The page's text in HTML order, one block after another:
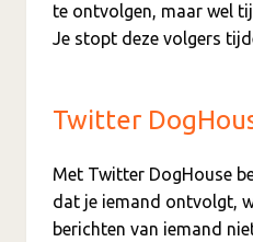
te ontvolgen, maar wel
Je stopt deze volgers
Twitter
Met Twitter DogHouse
dat je iemand ontvolgt,
berichten van iemand